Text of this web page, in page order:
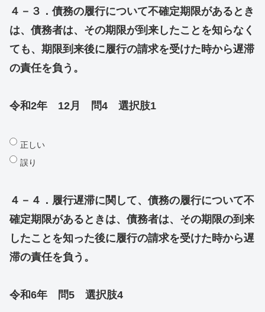
４－３．債務の履行について不確定期限があるとき
は、債務者は、その期限が到来したことを知らなく
ても、期限到来後に履行の請求を受けた時から遅滞
の責任を負う。
令和2年 12月 問4 選択肢1
正しい
誤り
４－４．履行遅滞に関して、債務の履行について不
確定期限があるときは、債務者は、その期限の到来
したことを知った後に履行の請求を受けた時から遅
滞の責任を負う。
令和6年 問5 選択肢4